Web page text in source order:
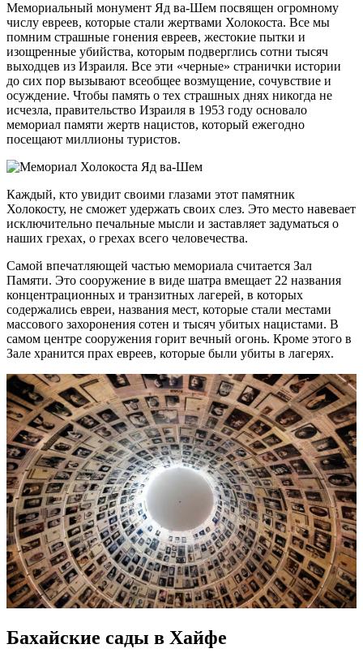
Мемориальный монумент Яд ва-Шем посвящен огромному
числу евреев, которые стали жертвами Холокоста. Все мы
помним страшные гонения евреев, жестокие пытки и
изощренные убийства, которым подверглись сотни тысяч
выходцев из Израиля. Все эти «черные» странички истории
до сих пор вызывают всеобщее возмущение, сочувствие и
осуждение. Чтобы память о тех страшных днях никогда не
исчезла, правительство Израиля в 1953 году основало
мемориал памяти жертв нацистов, который ежегодно
посещают миллионы туристов.
Каждый, кто увидит своими глазами этот памятник
Холокосту, не сможет удержать своих слез. Это место навевает
исключительно печальные мысли и заставляет задуматься о
наших грехах, о грехах всего человечества.
Самой впечатляющей частью мемориала считается Зал
Памяти. Это сооружение в виде шатра вмещает 22 названия
концентрационных и транзитных лагерей, в которых
содержались евреи, названия мест, которые стали местами
массового захоронения сотен и тысяч убитых нацистами. В
самом центре сооружения горит вечный огонь. Кроме этого в
Зале хранится прах евреев, которые были убиты в лагерях.
Бахайские сады в Хайфе